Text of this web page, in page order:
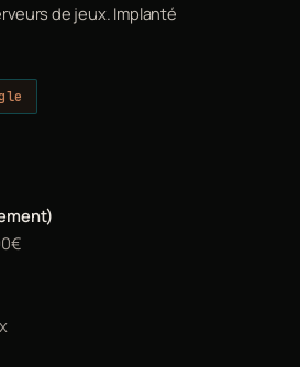
de jeux. Implanté